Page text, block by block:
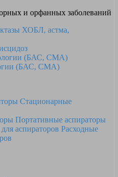
и орфанных заболеваний
ХОБЛ, астма,
(БАС, СМА)
Стационарные
Портативные аспираторы
Расходные